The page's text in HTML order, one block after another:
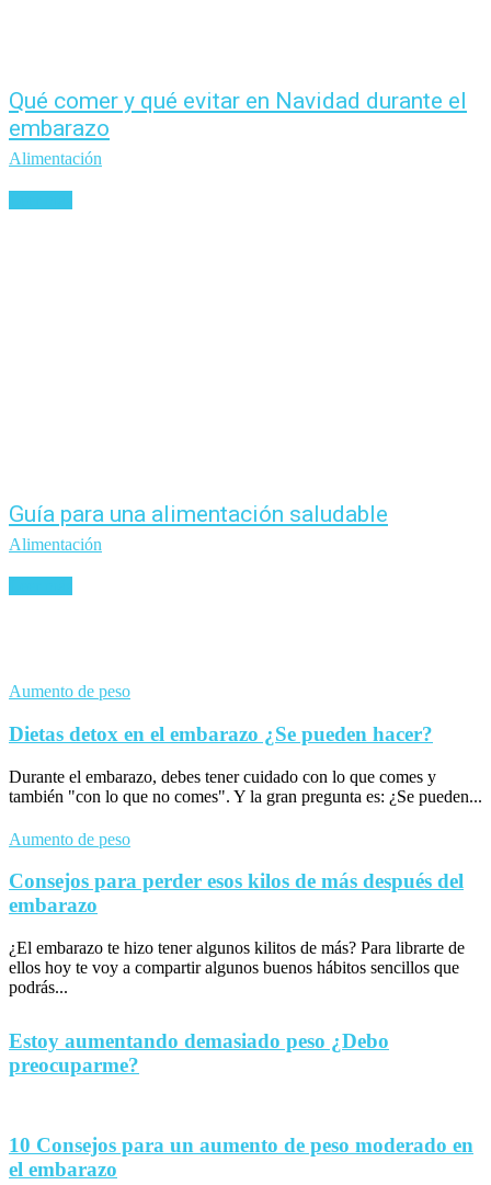
Qué comer y qué evitar en Navidad durante el
embarazo
Alimentación
Guía para una alimentación saludable
Alimentación
Aumento de peso
Dietas detox en el embarazo ¿Se pueden hacer?
Durante el embarazo, debes tener cuidado con lo que comes y
también "con lo que no comes". Y la gran pregunta es: ¿Se pueden...
Aumento de peso
Consejos para perder esos kilos de más después del
embarazo
¿El embarazo te hizo tener algunos kilitos de más? Para librarte de
ellos hoy te voy a compartir algunos buenos hábitos sencillos que
podrás...
Estoy aumentando demasiado peso ¿Debo
preocuparme?
10 Consejos para un aumento de peso moderado en
el embarazo